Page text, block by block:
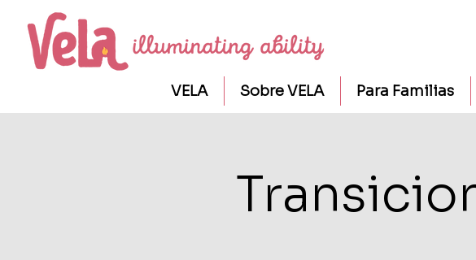
VELA Sobre VELA Para Familias